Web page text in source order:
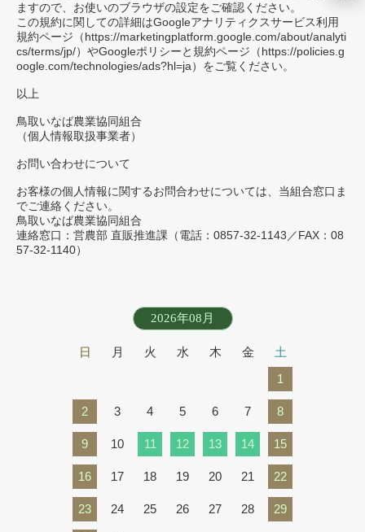
ますので、お使いのブラウザの設定をご確認ください。
この規約に関しての詳細はGoogleアナリティクスサービス利用
規約ページ（https://marketingplatform.google.com/about/analyti
cs/terms/jp/）やGoogleポリシーと規約ページ（https://policies.g
oogle.com/technologies/ads?hl=ja）をご覧ください。
以上
鳥取いなば農業協同組合
（個人情報取扱事業者）
お問い合わせについて
お客様の個人情報に関するお問合わせについては、当組合窓口ま
でご連絡ください。
鳥取いなば農業協同組合
連絡窓口：営農部 直販推進課（電話：0857-32-1143／FAX：08
57-32-1140）
2026年08月
日 月 火 水 木 金
土
1
2 3 4 5 6 7 8
9 10 11 12 13 14 15
16 17 18 19 20 21 22
23 24 25 26 27 28 29